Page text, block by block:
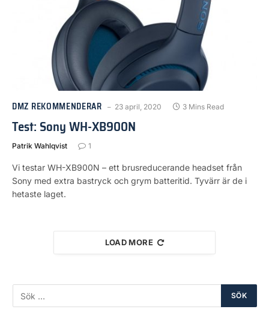
DMZ REKOMMENDERAR 23 april, 2020 3 Mins Read
Test: Sony WH-XB900N
Patrik Wahlqvist 1
Vi testar WH-XB900N – ett brusreducerande headset från
Sony med extra bastryck och grym batteritid. Tyvärr är de i
hetaste laget.
LOAD MORE